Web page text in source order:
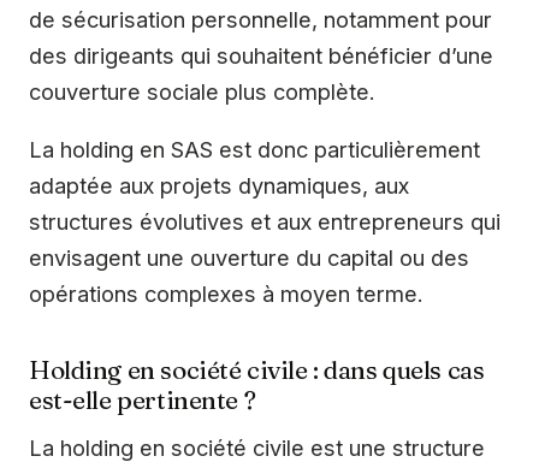
de sécurisation personnelle, notamment pour
des dirigeants qui souhaitent bénéficier d’une
couverture sociale plus complète.
La holding en SAS est donc particulièrement
adaptée aux projets dynamiques, aux
structures évolutives et aux entrepreneurs qui
envisagent une ouverture du capital ou des
opérations complexes à moyen terme.
Holding en société civile : dans quels cas
est-elle pertinente ?
La holding en société civile est une structure